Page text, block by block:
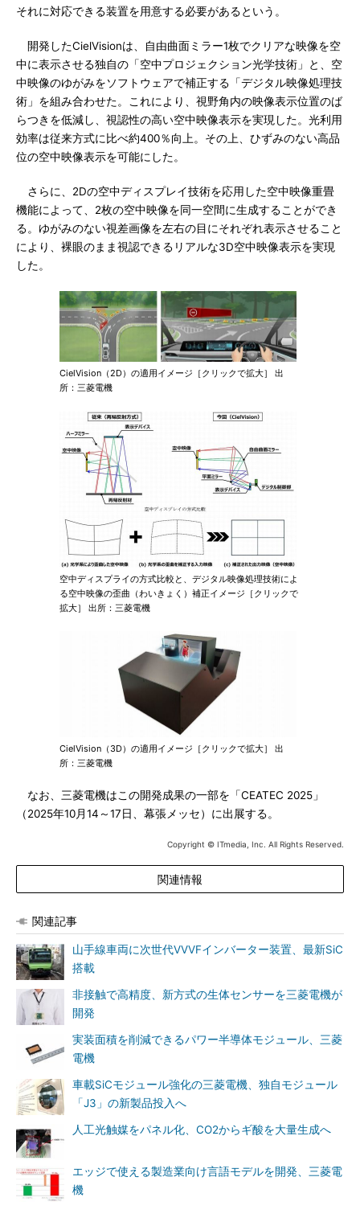
それに対応できる装置を用意する必要があるという。
開発したCielVisionは、自由曲面ミラー1枚でクリアな映像を空
中に表示させる独自の「空中プロジェクション光学技術」と、空
中映像のゆがみをソフトウェアで補正する「デジタル映像処理技
術」を組み合わせた。これにより、視野角内の映像表示位置のば
らつきを低減し、視認性の高い空中映像表示を実現した。光利用
効率は従来方式に比べ約400％向上。その上、ひずみのない高品
位の空中映像表示を可能にした。
さらに、2Dの空中ディスプレイ技術を応用した空中映像重畳
機能によって、2枚の空中映像を同一空間に生成することができ
る。ゆがみのない視差画像を左右の目にそれぞれ表示させること
により、裸眼のまま視認できるリアルな3D空中映像表示を実現
した。
CielVision（2D）の適用イメージ［クリックで拡大］ 出
所：三菱電機
空中ディスプライの方式比較と、デジタル映像処理技術によ
る空中映像の歪曲（わいきょく）補正イメージ［クリックで
拡大］ 出所：三菱電機
CielVision（3D）の適用イメージ［クリックで拡大］ 出
所：三菱電機
なお、三菱電機はこの開発成果の一部を「CEATEC 2025」
（2025年10月14～17日、幕張メッセ）に出展する。
Copyright © ITmedia, Inc. All Rights Reserved.
関連情報
関連記事
山手線車両に次世代VVVFインバーター装置、最新SiC
搭載
非接触で高精度、新方式の生体センサーを三菱電機が
開発
実装面積を削減できるパワー半導体モジュール、三菱
電機
車載SiCモジュール強化の三菱電機、独自モジュール
「J3」の新製品投入へ
人工光触媒をパネル化、CO2からギ酸を大量生成へ
エッジで使える製造業向け言語モデルを開発、三菱電
機